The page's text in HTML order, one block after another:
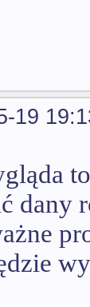
19
dany